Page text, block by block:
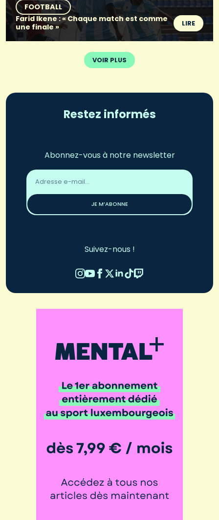
FOOTBALL
Farid Ikene : « Chaque match est comme
une finale »
LIRE
VOIR PLUS
Restez informés
Abonnez-vous à notre newsletter
Adresse
email
JE M’ABONNE
Suivez-nous !